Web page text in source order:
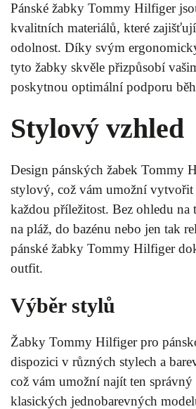
Pánské žabky Tommy Hilfiger
kvalitních materiálů, které
odolnost. Díky svým
tyto žabky skvěle přizpůsobí
poskytnou optimální podporu
Stylový vzhled
Design pánských žabek Tommy
stylový, což vám umožní
každou příležitost. Bez ohledu na
na pláž, do bazénu nebo jen tak
pánské žabky Tommy Hilfiger
outfit.
Výběr stylů
Žabky Tommy Hilfiger pro
dispozici v různých stylech a
což vám umožní najít ten správný
klasických jednobarevných